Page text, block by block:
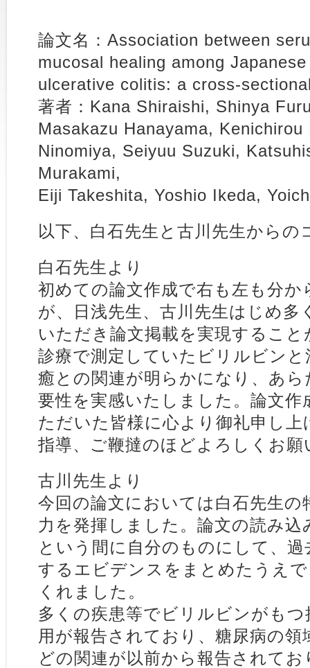
論文名：Association between
mucosal healing among
ulcerative colitis: a cross-
著者：Kana Shiraishi, Shinya
Masakazu Hanayama, Kenichirou
Ninomiya, Seiyuu Suzuki,
Murakami,
Eiji Takeshita, Yoshio Ikeda,
以下、白石先生と古川先生からの
白石先生より
初めての論文作成で右も左も分か
が、日浅先生、古川先生はじめ多
いただき論文掲載を実現するこ
診療で測定していたビリルビンと
癒との関連が明らかになり、あ
要性を実感いたしました。論文
ただいた皆様に心より御礼申し
指導、ご鞭撻のほどよろしくお
古川先生より
今回の論文においては白石先生の
力を発揮しました。論文の読み
という間に自分のものにして、
するエビデンスをまとめたうえ
くれました。
多くの疾患等でビリルビンがも
用が報告されており、糖尿病の領
どの関連が以前から報告されて